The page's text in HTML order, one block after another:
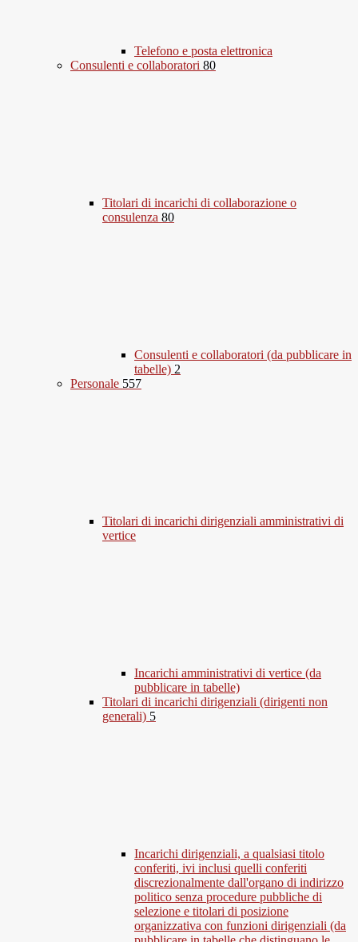
Telefono e posta elettronica
Consulenti e collaboratori 80
Titolari di incarichi di collaborazione o
consulenza 80
Consulenti e collaboratori (da pubblicare in
tabelle) 2
Personale 557
Titolari di incarichi dirigenziali amministrativi di
vertice
Incarichi amministrativi di vertice (da
pubblicare in tabelle)
Titolari di incarichi dirigenziali (dirigenti non
generali) 5
Incarichi dirigenziali, a qualsiasi titolo
conferiti, ivi inclusi quelli conferiti
discrezionalmente dall'organo di indirizzo
politico senza procedure pubbliche di
selezione e titolari di posizione
organizzativa con funzioni dirigenziali (da